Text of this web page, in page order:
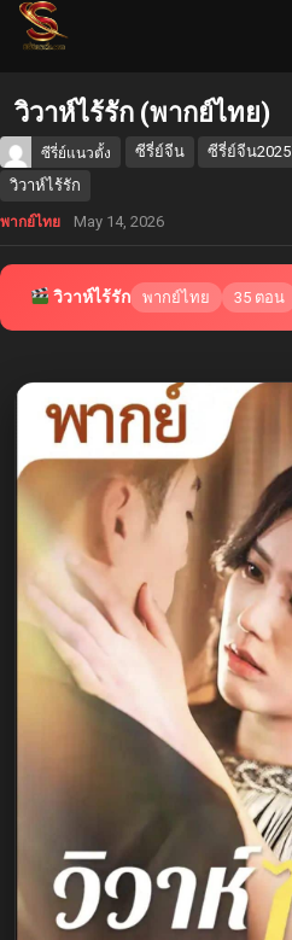
วิวาห์ไร้รัก (พากย์ไทย)
ซีรี่ย์แนวตั้ง ซีรี่ย์จีน ซีรี่ย์จีน2025
วิวาห์ไร้รัก
พากย์ไทย May 14, 2026
วิวาห์ไร้รัก พากย์ไทย 35 ตอน